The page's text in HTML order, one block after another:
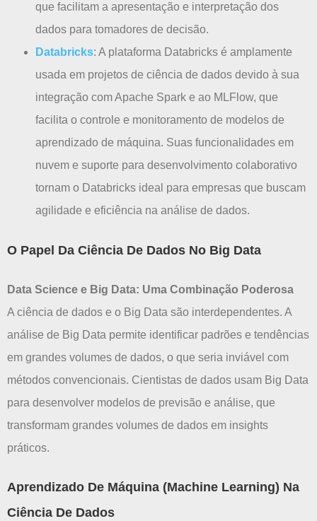
que facilitam a apresentação e interpretação dos
dados para tomadores de decisão.
Databricks: A plataforma Databricks é amplamente
usada em projetos de ciência de dados devido à sua
integração com Apache Spark e ao MLFlow, que
facilita o controle e monitoramento de modelos de
aprendizado de máquina. Suas funcionalidades em
nuvem e suporte para desenvolvimento colaborativo
tornam o Databricks ideal para empresas que buscam
agilidade e eficiência na análise de dados.
O Papel Da Ciência De Dados No Big Data
Data Science e Big Data: Uma Combinação Poderosa
A ciência de dados e o Big Data são interdependentes. A
análise de Big Data permite identificar padrões e tendências
em grandes volumes de dados, o que seria inviável com
métodos convencionais. Cientistas de dados usam Big Data
para desenvolver modelos de previsão e análise, que
transformam grandes volumes de dados em insights
práticos.
Aprendizado De Máquina (Machine Learning) Na
Ciência De Dados